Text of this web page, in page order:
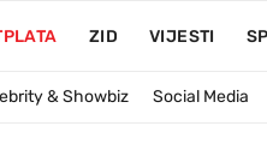
ZID VIJESTI
& Showbiz Social Media